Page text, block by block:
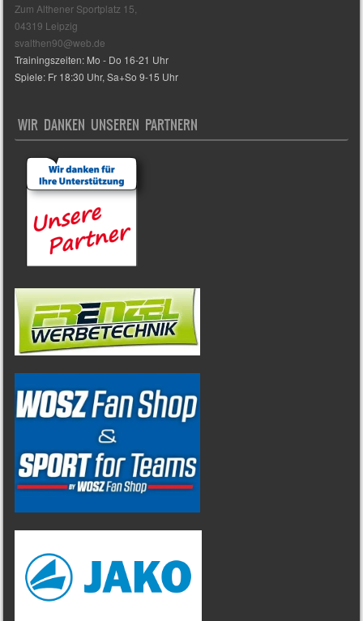
Zum Althener Sportplatz 15,
04319 Leipzig
svalthen90@web.de
Trainingszeiten: Mo - Do 16-21 Uhr
Spiele: Fr 18:30 Uhr, Sa+So 9-15 Uhr
WIR DANKEN UNSEREN PARTNERN